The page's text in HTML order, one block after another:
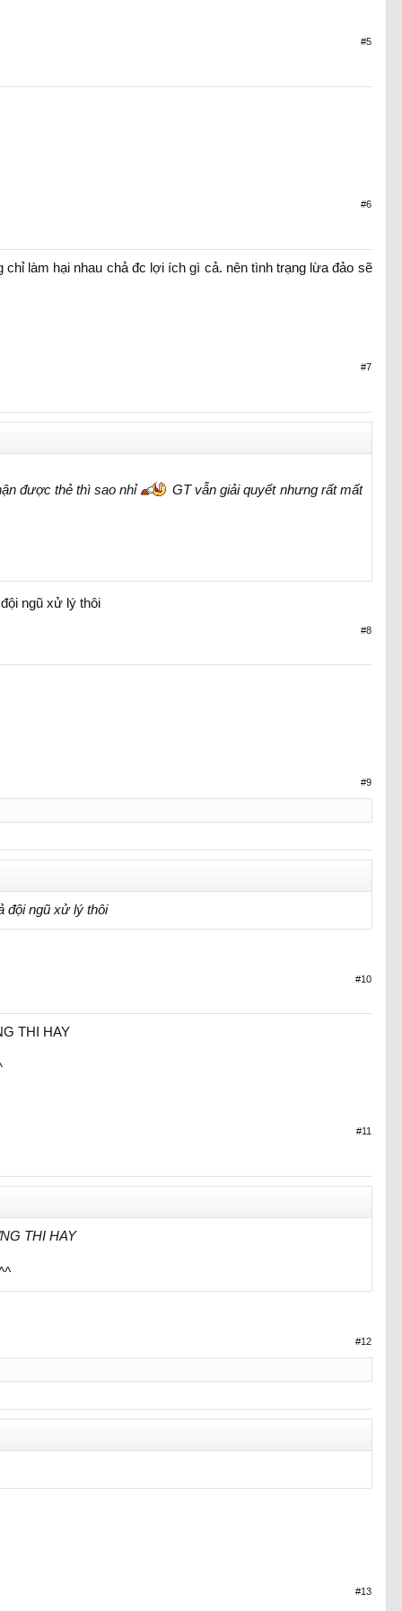
#5
#6
làm hại nhau chả đc lợi ích gì cả. nên tình trạng lừa đảo sẽ
#7
được thẻ thì sao nhỉ
GT vẫn giải quyết nhưng rất mất
ngũ xử lý thôi
#8
#9
đội ngũ xử lý thôi
#10
THI HAY
#11
THI HAY
#12
#13